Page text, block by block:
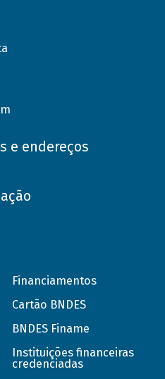
e endereços
Financiamentos
Cartão BNDES
BNDES Finame
Instituições financeiras
credenciadas